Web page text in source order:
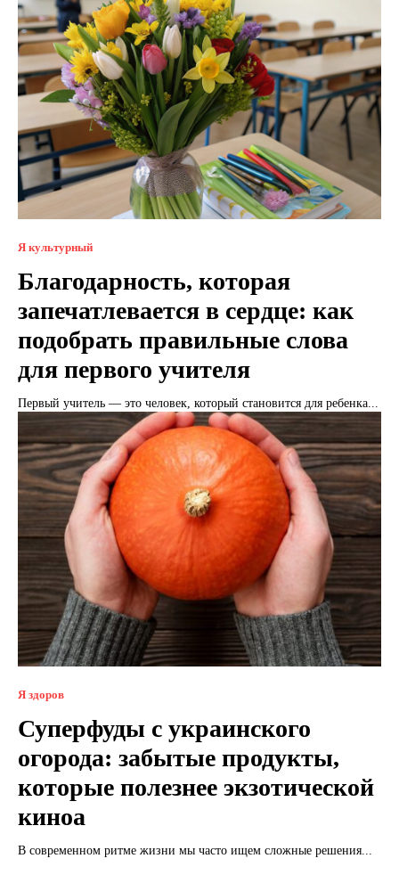
Я культурный
Благодарность, которая
запечатлевается в сердце: как
подобрать правильные слова
для первого учителя
Первый учитель — это человек, который становится для ребенка...
Я здоров
Суперфуды с украинского
огорода: забытые продукты,
которые полезнее экзотической
киноа
В современном ритме жизни мы часто ищем сложные решения...